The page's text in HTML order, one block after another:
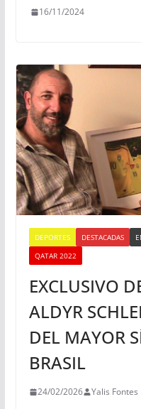
16/11/2024
DEPORTES DESTACADAS
QATAR 2022
EXCLUSIVO
ALDYR
DEL MAYOR
BRASIL
24/02/2026 Yalis Fontes